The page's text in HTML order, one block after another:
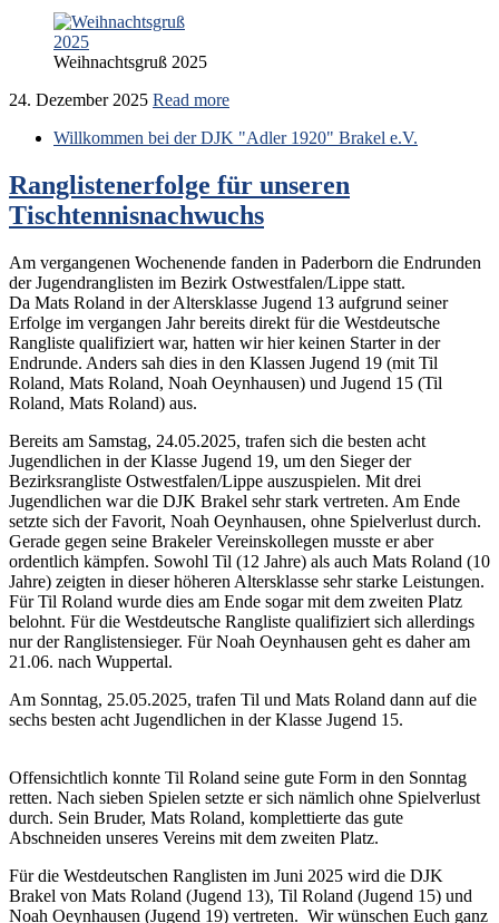
Weihnachtsgruß 2025
24. Dezember 2025 Read more
Willkommen bei der DJK "Adler 1920" Brakel e.V.
Ranglistenerfolge für unseren
Tischtennisnachwuchs
Am vergangenen Wochenende fanden in Paderborn die Endrunden
der Jugendranglisten im Bezirk Ostwestfalen/Lippe statt.
Da Mats Roland in der Altersklasse Jugend 13 aufgrund seiner
Erfolge im vergangen Jahr bereits direkt für die Westdeutsche
Rangliste qualifiziert war, hatten wir hier keinen Starter in der
Endrunde. Anders sah dies in den Klassen Jugend 19 (mit Til
Roland, Mats Roland, Noah Oeynhausen) und Jugend 15 (Til
Roland, Mats Roland) aus.
Bereits am Samstag, 24.05.2025, trafen sich die besten acht
Jugendlichen in der Klasse Jugend 19, um den Sieger der
Bezirksrangliste Ostwestfalen/Lippe auszuspielen. Mit drei
Jugendlichen war die DJK Brakel sehr stark vertreten. Am Ende
setzte sich der Favorit, Noah Oeynhausen, ohne Spielverlust durch.
Gerade gegen seine Brakeler Vereinskollegen musste er aber
ordentlich kämpfen. Sowohl Til (12 Jahre) als auch Mats Roland (10
Jahre) zeigten in dieser höheren Altersklasse sehr starke Leistungen.
Für Til Roland wurde dies am Ende sogar mit dem zweiten Platz
belohnt. Für die Westdeutsche Rangliste qualifiziert sich allerdings
nur der Ranglistensieger. Für Noah Oeynhausen geht es daher am
21.06. nach Wuppertal.
Am Sonntag, 25.05.2025, trafen Til und Mats Roland dann auf die
sechs besten acht Jugendlichen in der Klasse Jugend 15.
Offensichtlich konnte Til Roland seine gute Form in den Sonntag
retten. Nach sieben Spielen setzte er sich nämlich ohne Spielverlust
durch. Sein Bruder, Mats Roland, komplettierte das gute
Abschneiden unseres Vereins mit dem zweiten Platz.
Für die Westdeutschen Ranglisten im Juni 2025 wird die DJK
Brakel von Mats Roland (Jugend 13), Til Roland (Jugend 15) und
Noah Oeynhausen (Jugend 19) vertreten. Wir wünschen Euch ganz